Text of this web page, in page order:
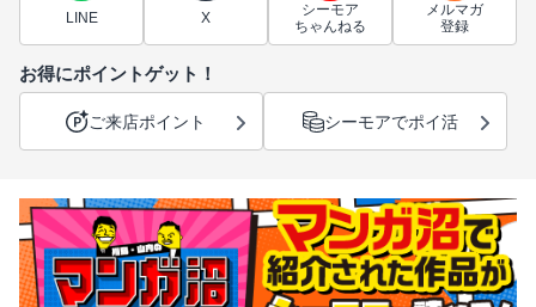
LINE X
シーモア
ちゃんねる
メルマガ
登録
お得にポイントゲット！
ご来店ポイント シーモアでポイ活